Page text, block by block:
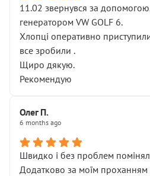
11.02 звернувся за
генератором VW GOLF 6.
Хлопці оперативно
все зробили .
Щиро дякую.
Рекомендую
Олег П.
6 months ago
Швидко і без проблем
Додатково за моїм проханням